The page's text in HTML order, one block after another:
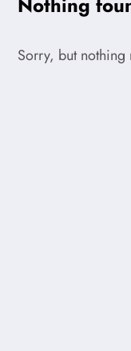
Sorry, but nothing